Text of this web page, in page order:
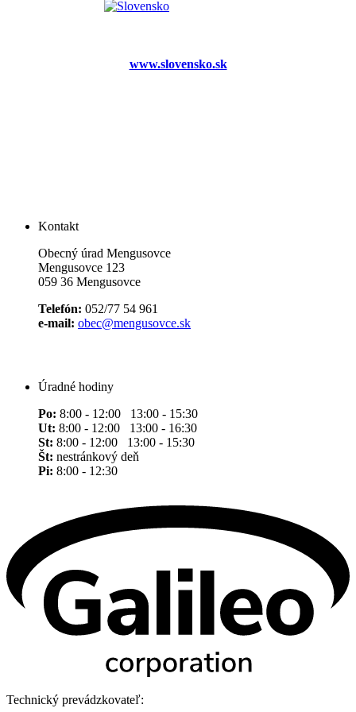
www.slovensko.sk
Kontakt
Obecný úrad Mengusovce
Mengusovce 123
059 36 Mengusovce
Telefón: 052/77 54 961
e-mail: obec@mengusovce.sk
Úradné hodiny
Po: 8:00 - 12:00 13:00 - 15:30
Ut: 8:00 - 12:00 13:00 - 16:30
St: 8:00 - 12:00 13:00 - 15:30
Št: nestránkový deň
Pi: 8:00 - 12:30
Technický prevádzkovateľ: